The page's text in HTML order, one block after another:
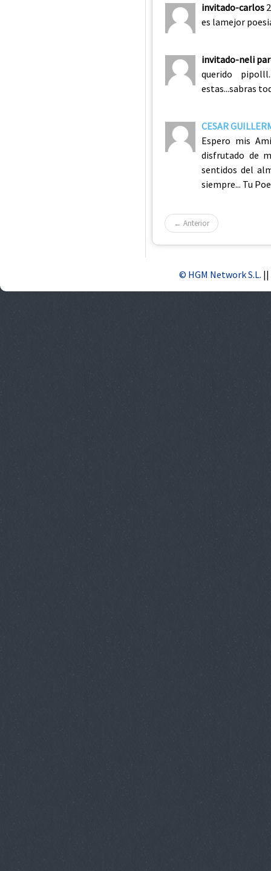
invitado-carlos
es lamejor
invitado-neli
querido
estas...sabras
CESAR
Espero mis
disfrutado de
sentidos del
siempre... Tu
← Anterior
© HGM Network S.L. ||